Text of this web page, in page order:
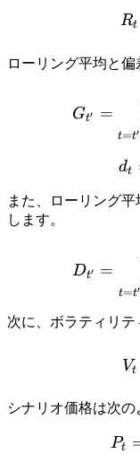
Rt
ローリング平均と偏
Gt′ =
t=t′
dt
また、ローリング
します。
Dt′ =
t=t′
次に、ボラティリテ
Vt
シナリオ価格は次の
Pt